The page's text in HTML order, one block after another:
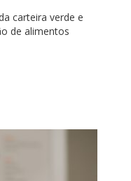
carteira verde e
de alimentos